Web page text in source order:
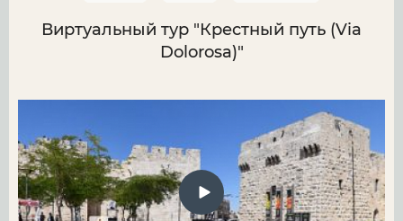
Виртуальный тур "Крестный путь (Via
Dolorosa)"